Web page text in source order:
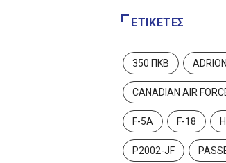
ΕΤΙΚΈΤΕΣ
350 ΠΚΒ
CANADIAN AIR
F-5A F-18
P2002-JF